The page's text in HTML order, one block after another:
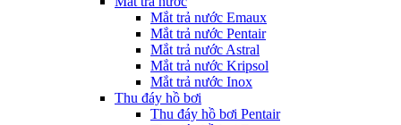
Mắt trả nước Emaux
Mắt trả nước Pentair
Mắt trả nước Astral
Mắt trả nước Kripsol
Mắt trả nước Inox
Thu đáy hồ bơi
Thu đáy hồ bơi Pentair